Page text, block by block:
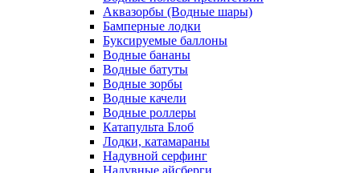
Аквазорбы (Водные шары)
Бамперные лодки
Буксируемые баллоны
Водные бананы
Водные батуты
Водные зорбы
Водные качели
Водные роллеры
Катапульта Блоб
Лодки, катамараны
Надувной серфинг
Надувные айсберги